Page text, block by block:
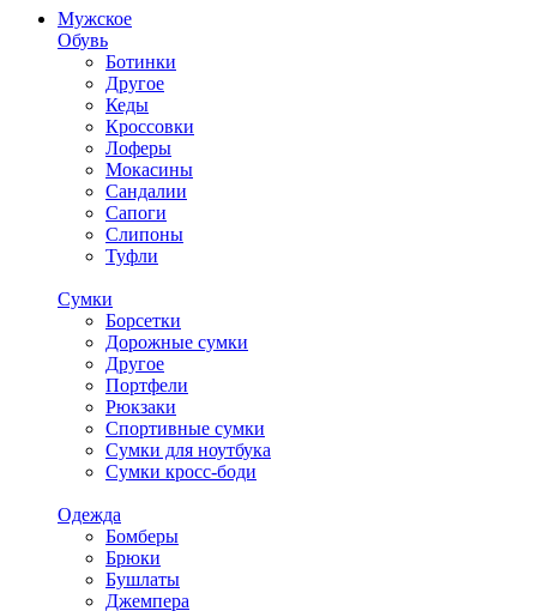
Мужское
Обувь
Ботинки
Другое
Кеды
Кроссовки
Лоферы
Мокасины
Сандалии
Сапоги
Слипоны
Туфли
Сумки
Борсетки
Дорожные сумки
Другое
Портфели
Рюкзаки
Спортивные сумки
Сумки для ноутбука
Сумки кросс-боди
Одежда
Бомберы
Брюки
Бушлаты
Джемпера